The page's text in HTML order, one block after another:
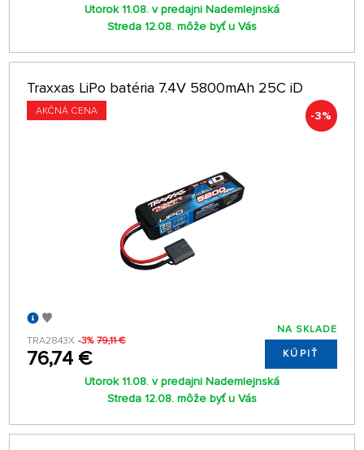
Utorok 11.08. v predajni Nademlejnská
Streda 12.08. môže byť u Vás
Traxxas LiPo batéria 7.4V 5800mAh 25C iD
AKČNÁ CENA -3%
TRA2843X -3% 79,11 €
76,74 €
NA SKLADE
KÚPIŤ
Utorok 11.08. v predajni Nademlejnská
Streda 12.08. môže byť u Vás